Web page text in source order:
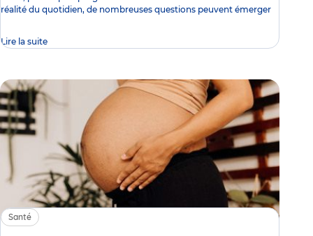
réalité du quotidien, de nombreuses questions peuvent émerger
Lire la suite
Santé